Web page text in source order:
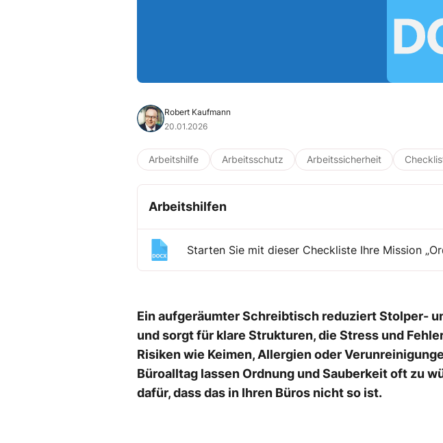
Robert Kaufmann
20.01.2026
Arbeitshilfe Arbeitsschutz Arbeitssicherheit
Arbeitshilfen
Starten Sie mit dieser Checkliste Ihre Mission
Ein aufgeräumter Schreibtisch reduziert Stolper-
und sorgt für klare Strukturen, die Stress und
Risiken wie Keimen, Allergien oder
Büroalltag lassen Ordnung und Sauberkeit oft zu
dafür, dass das in Ihren Büros nicht so ist.